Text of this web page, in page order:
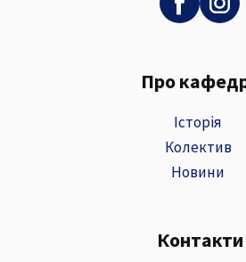
Про
Історія
Колектив
Новини
Контакти